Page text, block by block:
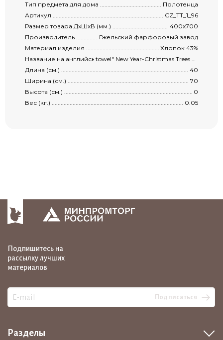
Тип предмета для дома
Полотенца
Артикул
CZ_TT_1_96
Размер товара ДxШxВ (мм.)
400x700
Производитель
Гжельский фарфоровый завод
Материал изделия
Хлопок 43%
Название на английском
towel" New Year-Christmas Trees "Kitchen
Длина (см.)
40
Ширина (см.)
70
Высота (см.)
0
Вес (кг.)
0.05
Подпишитесь на
рассылку лучших
материалов
Подписаться
Разделы